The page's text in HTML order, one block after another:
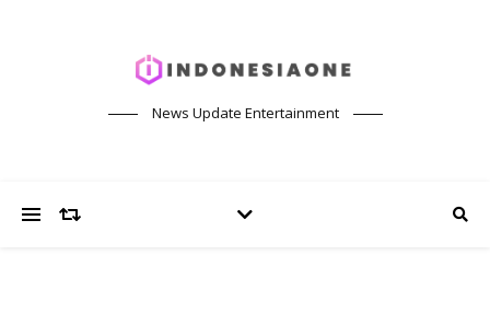
News Update Entertainment